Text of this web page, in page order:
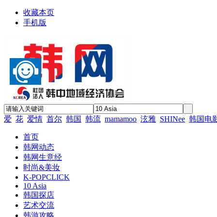
收藏本页
手机版
爱 花 爱情 首尔 韩国 韩流 mamamoo 泫雅 SHINee 韩国电
首页
韩网动态
韩网生意经
时尚&美妆
K-POPCLICK
10 Asia
韩国探店
艺术交流
韩游攻略